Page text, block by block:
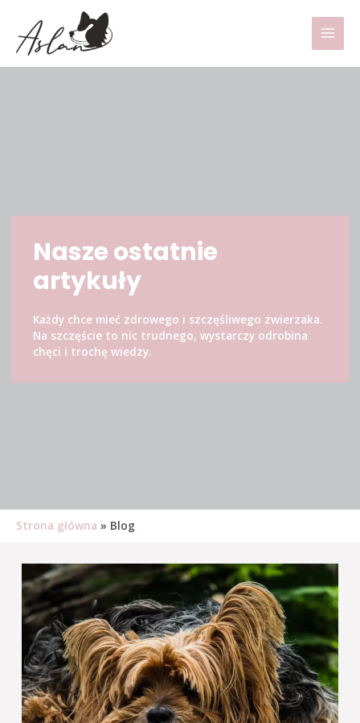
content
Main
Nasze ostatnie
artykuły
Każdy chce mieć zdrowego i szczęśliwego zwierzaka.
Na szczęście to nic trudnego, wystarczy odrobina
chęci i trochę wiedzy.
Strona główna » Blog